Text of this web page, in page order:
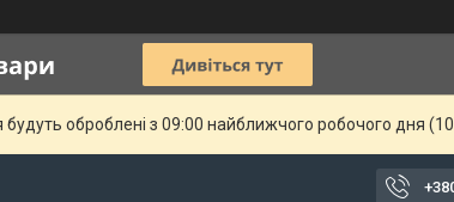
оброблені з 09:00 найближчого робочого дня